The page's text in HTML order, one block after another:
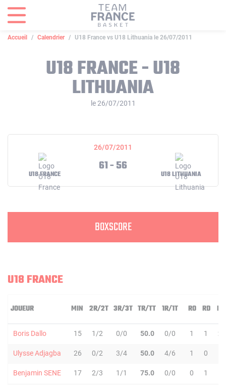
Accueil Calendrier U18 France vs U18 Lithuania le 26/07/2011
U18 FRANCE - U18
LITHUANIA
le 26/07/2011
26/07/2011
U18 FRANCE
61 - 56
U18 LITHUANIA
BOXSCORE
U18 FRANCE
JOUEUR MIN 2R/2T 3R/3T TR/TT 1R/1T RO RD RT
Boris Dallo 15 1/2 0/0 50.0 0/0 1 1 2
Ulysse Adjagba 26 0/2 3/4 50.0 4/6 1 0
Benjamin SENE 17 2/3 1/1 75.0 0/0 0 1
Panneau de gestion des cookies